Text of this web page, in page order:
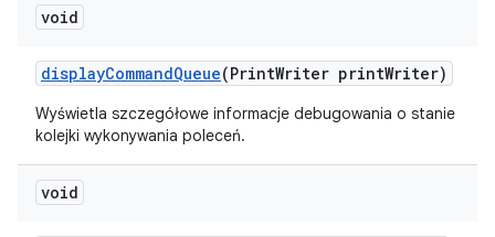
void
displayCommandQueue(PrintWriter printWriter)
Wyświetla szczegółowe informacje debugowania o stanie
kolejki wykonywania poleceń.
void